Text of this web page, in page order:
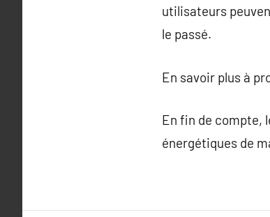
utilisateurs
le passé.
En savoir plus à
En fin de compte,
énergétiques de